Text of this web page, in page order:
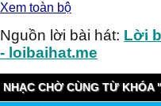
Chôm chôm , mãng cầu , sầu
Người quê vẫn luôn mong
ơi ghé thăm Ninh Kiều Cần
Lung linh nắng đã lên rồi ,
Xem toàn bộ
Nguồn lời bài hát: Lời
- loibaihat.me
NHẠC CHỜ CÙNG TỪ KHÓA